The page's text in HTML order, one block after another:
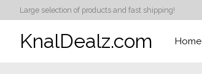
Large selection of products and fast shipping!
KnalDealz.com Home